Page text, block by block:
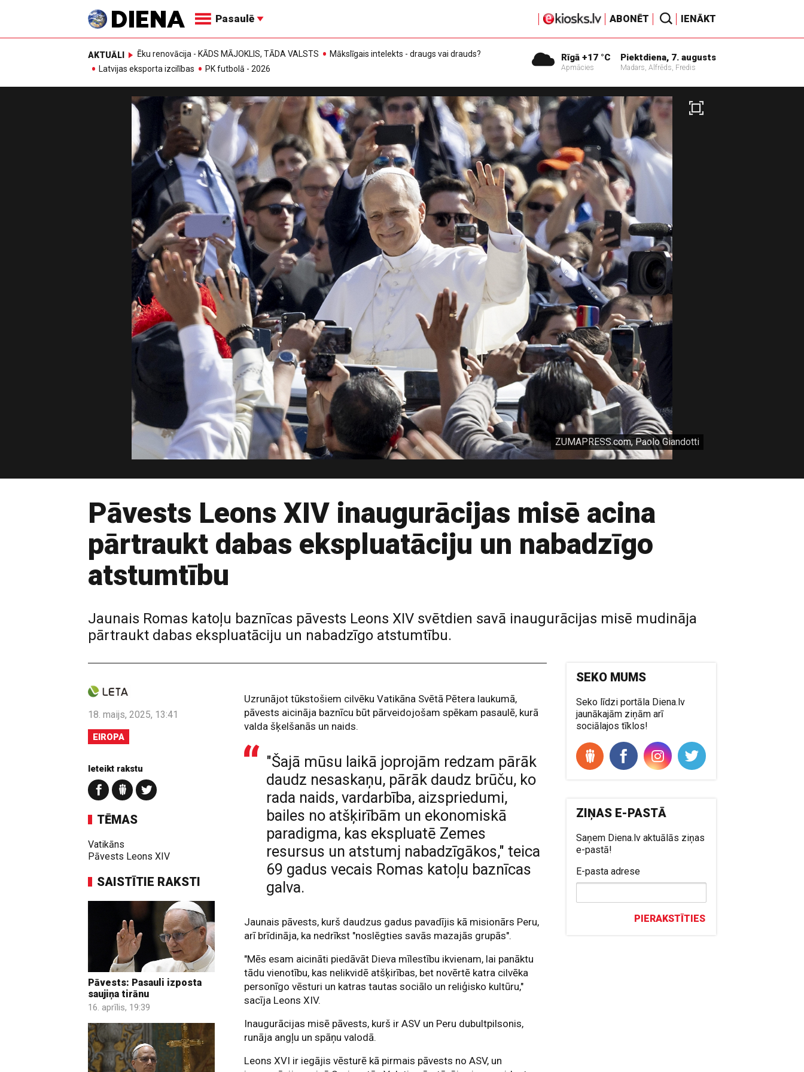
Pasaulē ABONĒT IENĀKT
AKTUĀLI Ēku renovācija - KĀDS MĀJOKLIS, TĀDA VALSTS
Mākslīgais intelekts - draugs vai drauds?
Latvijas eksporta izcilības
PK futbolā - 2026
Rīgā +17 °C
Apmācies
Piektdiena, 7. augusts
Madars, Alfrēds, Fredis
ZUMAPRESS.com, Paolo Giandotti
Pāvests Leons XIV inaugurācijas misē acina
pārtraukt dabas ekspluatāciju un nabadzīgo
atstumtību
Jaunais Romas katoļu baznīcas pāvests Leons XIV svētdien savā inaugurācijas misē mudināja
pārtraukt dabas ekspluatāciju un nabadzīgo atstumtību.
18. maijs, 2025, 13:41
EIROPA
Ieteikt rakstu
TĒMAS
Vatikāns
Pāvests Leons XIV
SAISTĪTIE RAKSTI
Pāvests: Pasauli izposta
saujiņa tirānu
16. aprīlis, 19:39
Uzrunājot tūkstošiem cilvēku Vatikāna Svētā Pētera laukumā,
pāvests aicināja baznīcu būt pārveidojošam spēkam pasaulē, kurā
valda šķelšanās un naids.
"Šajā mūsu laikā joprojām redzam pārāk
daudz nesaskaņu, pārāk daudz brūču, ko
rada naids, vardarbība, aizspriedumi,
bailes no atšķirībām un ekonomiskā
paradigma, kas ekspluatē Zemes
resursus un atstumj nabadzīgākos," teica
69 gadus vecais Romas katoļu baznīcas
galva.
Jaunais pāvests, kurš daudzus gadus pavadījis kā misionārs Peru,
arī brīdināja, ka nedrīkst "noslēgties savās mazajās grupās".
"Mēs esam aicināti piedāvāt Dieva mīlestību ikvienam, lai panāktu
tādu vienotību, kas nelikvidē atšķirības, bet novērtē katra cilvēka
personīgo vēsturi un katras tautas sociālo un reliģisko kultūru,"
sacīja Leons XIV.
Inaugurācijas misē pāvests, kurš ir ASV un Peru dubultpilsonis,
runāja angļu un spāņu valodā.
Leons XVI ir iegājis vēsturē kā pirmais pāvests no ASV, un
SEKO MUMS
Seko līdzi portāla Diena.lv
jaunākajām ziņām arī
sociālajos tīklos!
ZIŅAS E-PASTĀ
Saņem Diena.lv aktuālās ziņas
e-pastā!
E-pasta adrese
PIERAKSTĪTIES